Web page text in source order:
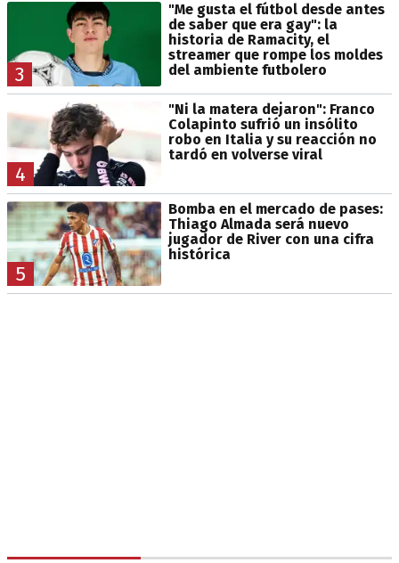
3
"Me gusta el fútbol desde antes
de saber que era gay": la
historia de Ramacity, el
streamer que rompe los moldes
del ambiente futbolero
4
"Ni la matera dejaron": Franco
Colapinto sufrió un insólito
robo en Italia y su reacción no
tardó en volverse viral
5
Bomba en el mercado de pases:
Thiago Almada será nuevo
jugador de River con una cifra
histórica